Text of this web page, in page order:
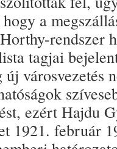
a
rendszer
tagjai
városvezetés
ezért Hajdu
1921. február